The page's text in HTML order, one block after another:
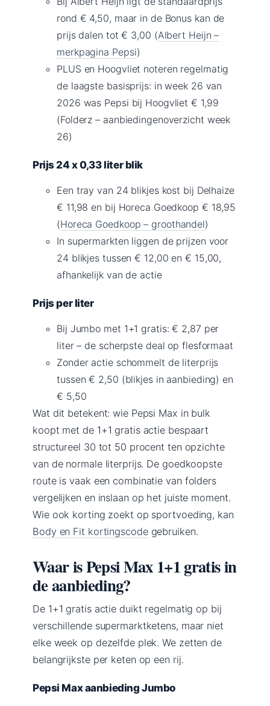
rond € 4,50, maar in de Bonus kan de
prijs dalen tot € 3,00 (Albert Heijn –
merkpagina Pepsi)
PLUS en Hoogvliet noteren regelmatig
de laagste basisprijs: in week 26 van
2026 was Pepsi bij Hoogvliet € 1,99
(Folderz – aanbiedingenoverzicht week
26)
Prijs 24 x 0,33 liter blik
Een tray van 24 blikjes kost bij Delhaize
€ 11,98 en bij Horeca Goedkoop € 18,95
(Horeca Goedkoop – groothandel)
In supermarkten liggen de prijzen voor
24 blikjes tussen € 12,00 en € 15,00,
afhankelijk van de actie
Prijs per liter
Bij Jumbo met 1+1 gratis: € 2,87 per
liter – de scherpste deal op flesformaat
Zonder actie schommelt de literprijs
tussen € 2,50 (blikjes in aanbieding) en
€ 5,50
Wat dit betekent: wie Pepsi Max in bulk
koopt met de 1+1 gratis actie bespaart
structureel 30 tot 50 procent ten opzichte
van de normale literprijs. De goedkoopste
route is vaak een combinatie van folders
vergelijken en inslaan op het juiste moment.
Wie ook korting zoekt op sportvoeding, kan
Body en Fit kortingscodegebruiken.
Waar is Pepsi Max 1+1 gratis in
de aanbieding?
De 1+1 gratis actie duikt regelmatig op bij
verschillende supermarktketens, maar niet
elke week op dezelfde plek. We zetten de
belangrijkste per keten op een rij.
Pepsi Max aanbieding Jumbo